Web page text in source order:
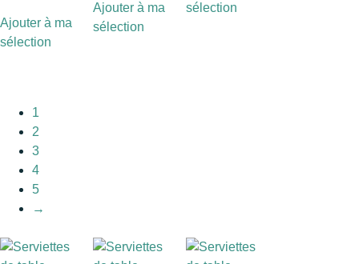
Ajouter à ma
sélection
Ajouter à ma
sélection
sélection
1
2
3
4
5
→